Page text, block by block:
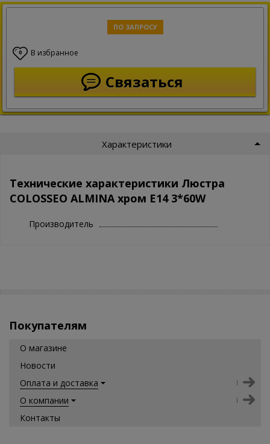
ПО ЗАПРОСУ
0 В избранное
Связаться
Характеристики
Технические характеристики Люстра
COLOSSEO ALMINA хром E14 3*60W
Производитель
Покупателям
О магазине
Новости
Оплата и доставка
О компании
Контакты